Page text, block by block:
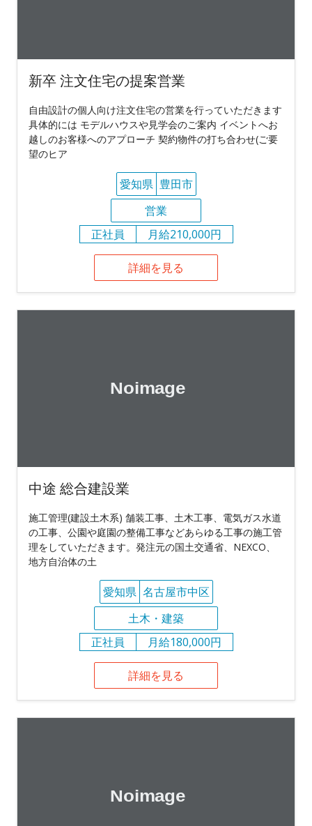
新卒 注文住宅の提案営業
自由設計の個人向け注文住宅の営業を行っていただきます
具体的には モデルハウスや見学会のご案内 イベントへお
越しのお客様へのアプローチ 契約物件の打ち合わせ(ご要
望のヒア
愛知県 豊田市
営業
正社員
月給210,000円
詳細を見る
中途 総合建設業
施工管理(建設土木系) 舗装工事、土木工事、電気ガス水道
の工事、公園や庭園の整備工事などあらゆる工事の施工管
理をしていただきます。発注元の国土交通省、NEXCO、
地方自治体の土
愛知県 名古屋市中区
土木・建築
正社員
月給180,000円
詳細を見る